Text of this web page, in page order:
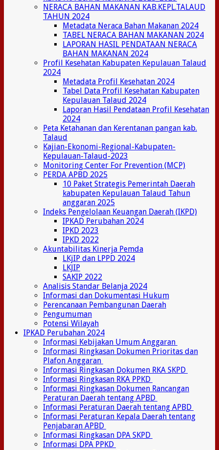
NERACA BAHAN MAKANAN KAB.KEPL.TALAUD
TAHUN 2024
Metadata Neraca Bahan Makanan 2024
TABEL NERACA BAHAN MAKANAN 2024
LAPORAN HASIL PENDATAAN NERACA
BAHAN MAKANAN 2024
Profil Kesehatan Kabupaten Kepulauan Talaud
2024
Metadata Profil Kesehatan 2024
Tabel Data Profil Kesehatan Kabupaten
Kepulauan Talaud 2024
Laporan Hasil Pendataan Profil Kesehatan
2024
Peta Ketahanan dan Kerentanan pangan kab.
Talaud
Kajian-Ekonomi-Regional-Kabupaten-
Kepulauan-Talaud-2023
Monitoring Center For Prevention (MCP)
PERDA APBD 2025
10 Paket Strategis Pemerintah Daerah
kabupaten Kepulauan Talaud Tahun
anggaran 2025
Indeks Pengelolaan Keuangan Daerah (IKPD)
IPKAD Perubahan 2024
IPKD 2023
IPKD 2022
Akuntabilitas Kinerja Pemda
LKjIP dan LPPD 2024
LKJIP
SAKIP 2022
Analisis Standar Belanja 2024
Informasi dan Dokumentasi Hukum
Perencanaan Pembangunan Daerah
Pengumuman
Potensi Wilayah
IPKAD Perubahan 2024
Informasi Kebijakan Umum Anggaran
Informasi Ringkasan Dokumen Prioritas dan
Plafon Anggaran
Informasi Ringkasan Dokumen RKA SKPD
Informasi Ringkasan RKA PPKD
Informasi Ringkasan Dokumen Rancangan
Peraturan Daerah tentang APBD
Informasi Peraturan Daerah tentang APBD
Informasi Peraturan Kepala Daerah tentang
Penjabaran APBD
Informasi Ringkasan DPA SKPD
Informasi DPA PPKD